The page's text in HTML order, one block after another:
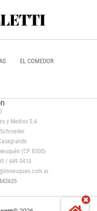
EL COMEDOR
y Medios S.A
(CP 8300)
/ 449 0410